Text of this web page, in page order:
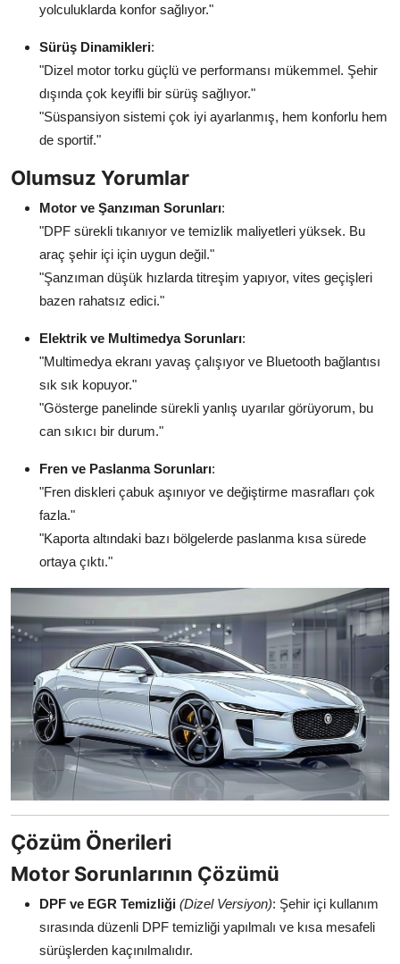
yolculuklarda konfor sağlıyor."
Sürüş Dinamikleri:
"Dizel motor torku güçlü ve performansı mükemmel. Şehir
dışında çok keyifli bir sürüş sağlıyor."
"Süspansiyon sistemi çok iyi ayarlanmış, hem konforlu hem
de sportif."
Olumsuz Yorumlar
Motor ve Şanzıman Sorunları:
"DPF sürekli tıkanıyor ve temizlik maliyetleri yüksek. Bu
araç şehir içi için uygun değil."
"Şanzıman düşük hızlarda titreşim yapıyor, vites geçişleri
bazen rahatsız edici."
Elektrik ve Multimedya Sorunları:
"Multimedya ekranı yavaş çalışıyor ve Bluetooth bağlantısı
sık sık kopuyor."
"Gösterge panelinde sürekli yanlış uyarılar görüyorum, bu
can sıkıcı bir durum."
Fren ve Paslanma Sorunları:
"Fren diskleri çabuk aşınıyor ve değiştirme masrafları çok
fazla."
"Kaporta altındaki bazı bölgelerde paslanma kısa sürede
ortaya çıktı."
Çözüm Önerileri
Motor Sorunlarının Çözümü
DPF ve EGR Temizliği (Dizel Versiyon): Şehir içi kullanım
sırasında düzenli DPF temizliği yapılmalı ve kısa mesafeli
sürüşlerden kaçınılmalıdır.